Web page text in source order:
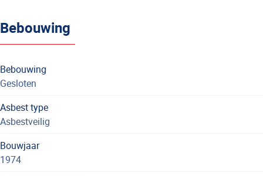
Bebouwing
Bebouwing
Gesloten
Asbest type
Asbestveilig
Bouwjaar
1974